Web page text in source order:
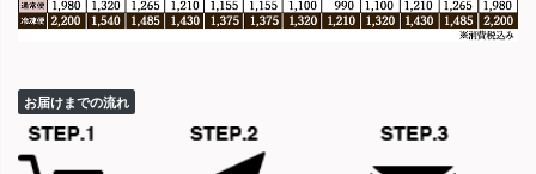
お届けまでの流れ